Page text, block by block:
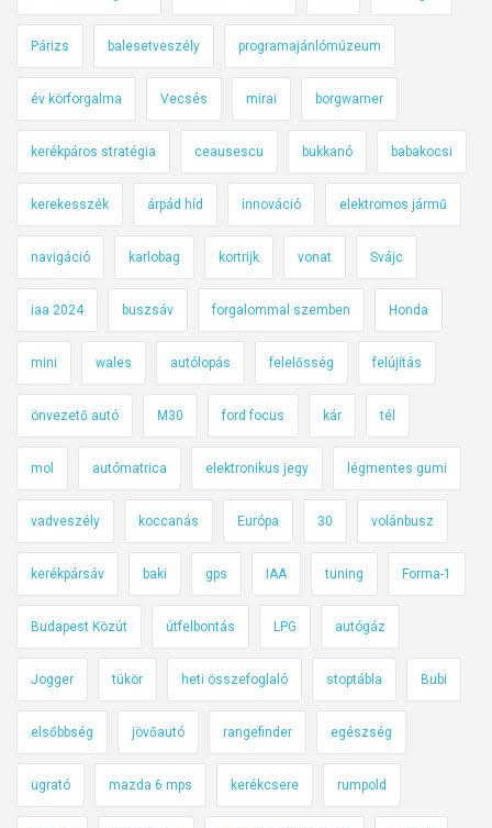
Párizs balesetveszély programajánlómúzeum
év körforgalma Vecsés mirai borgwarner
kerékpáros stratégia ceausescu bukkanó babakocsi
kerekesszék árpád híd innováció elektromos jármű
navigáció karlobag kortrijk vonat Svájc
iaa 2024 buszsáv forgalommal szemben Honda
mini wales autólopás felelősség felújítás
önvezető autó M30 ford focus kár tél
mol autómatrica elektronikus jegy légmentes gumi
vadveszély koccanás Európa 30 volánbusz
kerékpársáv baki gps IAA tuning Forma-1
Budapest Közút útfelbontás LPG autógáz
Jogger tükör heti összefoglaló stoptábla Bubi
elsőbbség jövőautó rangefinder egészség
ugrató mazda 6 mps kerékcsere rumpold